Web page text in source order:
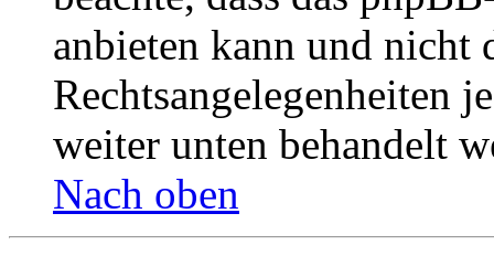
anbieten kann und nicht
Rechtsangelegenheiten
weiter unten behandelt
Nach oben